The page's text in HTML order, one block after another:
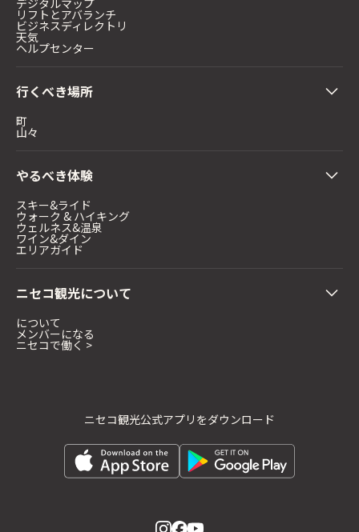
デジタルマップ
リフトとアバランチ
ビジネスディレクトリ
天気
ヘルプセンター
行くべき場所
町
山々
やるべき体験
スキー&ライド
ウォーク & ハイキング
ウェルネス&温泉
ワイン&ダイン
エリアガイド
ニセコ観光について
について
メンバーになる
ニセコで働く >
ニセコ観光公式アプリをダウンロード